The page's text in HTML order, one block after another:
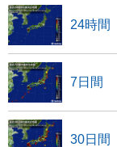
24時間
7日間
30日間